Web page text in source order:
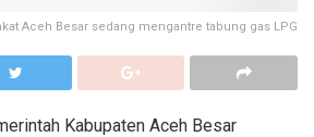
Aceh Besar sedang mengantre tabung gas LPG
Kabupaten Aceh Besar